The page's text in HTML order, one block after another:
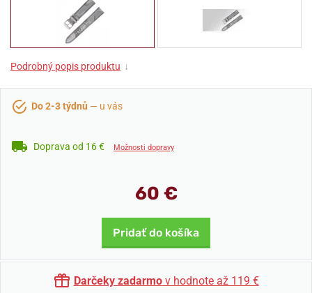
Podrobný popis produktu ↓
Do 2-3 týdnů — u vás
Doprava od 16 € Možnosti dopravy
60 €
Pridať do košíka
Darčeky zadarmov hodnote až 119 €